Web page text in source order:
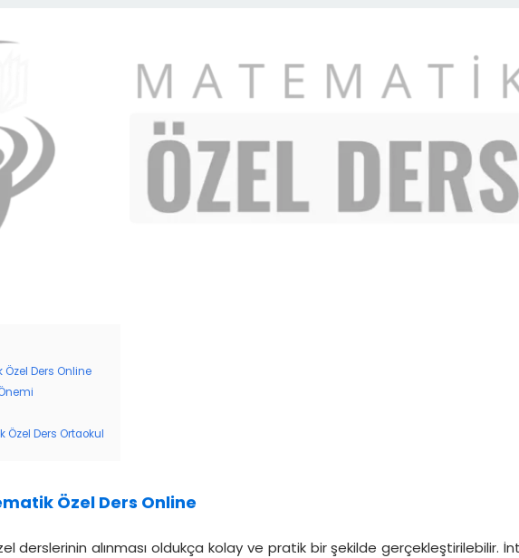
Ders Online
Özel Ders Ortaokul
Özel Ders Online
derslerinin alınması oldukça kolay ve pratik bir şekilde gerçekleştirilebilir.